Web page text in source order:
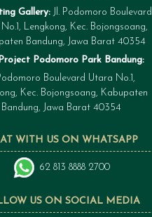
US ON SOCIAL MEDIA
WITH US ON WHATSAPP
62 813 8888 2700
Gallery: Jl. Podomoro Boulevard
Lengkong, Kec. Bojongsoang,
Bandung, Jawa Barat 40354
Podomoro Park Bandung:
Boulevard Utara No.1,
Kec. Bojongsoang, Kabupaten
Bandung, Jawa Barat 40354